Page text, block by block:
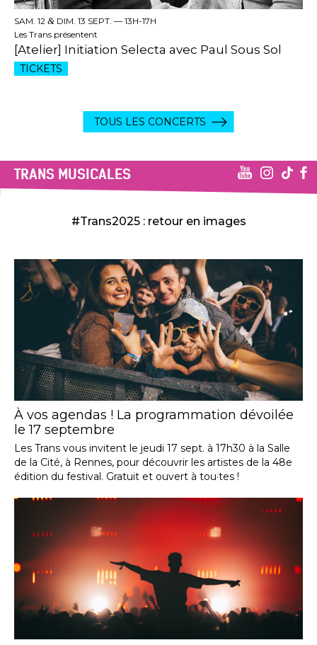
SAM. 12 & DIM. 13 SEPT. — 13H-17H
Les Trans présentent
[Atelier] Initiation Selecta avec Paul Sous Sol
TICKETS
TOUS LES CONCERTS
TRANS MUSICALES
#Trans2025 : retour en images
À vos agendas ! La programmation dévoilée
le 17 septembre
Les Trans vous invitent le jeudi 17 sept. à 17h30 à la Salle
de la Cité, à Rennes, pour découvrir les artistes de la 48e
édition du festival. Gratuit et ouvert à tou·tes !